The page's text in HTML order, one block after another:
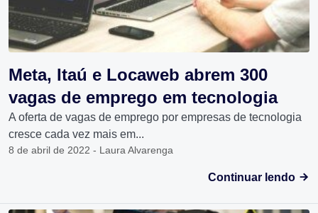
Meta, Itaú e Locaweb abrem 300
vagas de emprego em tecnologia
A oferta de vagas de emprego por empresas de tecnologia
cresce cada vez mais em...
8 de abril de 2022 - Laura Alvarenga
Continuar lendo